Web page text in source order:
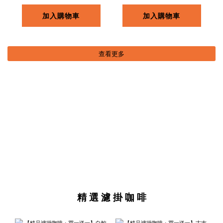
加入購物車 加入購物車
查看更多
精 選 濾 掛 咖 啡